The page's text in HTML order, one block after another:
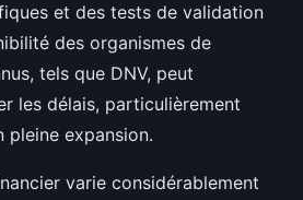
et des tests de validation
des organismes de
tels que DNV, peut
les délais, particulièrement
pleine expansion.
varie considérablement